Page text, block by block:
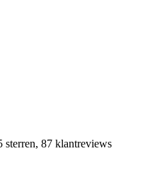
sterren, 87 klantreviews